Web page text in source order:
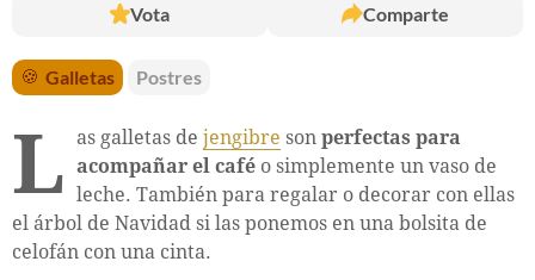
Vota Comparte
🍪 Galletas Postres
L as galletas de jengibre son perfectas para
acompañar el café o simplemente un vaso de
leche. También para regalar o decorar con ellas
el árbol de Navidad si las ponemos en una bolsita de
celofán con una cinta.